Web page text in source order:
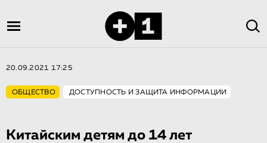
20.09.2021 17:25
ОБЩЕСТВО ДОСТУПНОСТЬ И ЗАЩИТА ИНФОРМАЦИИ
Китайским детям до 14 лет